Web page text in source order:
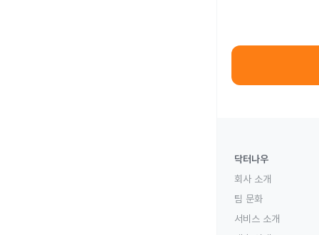
닥터나우
회사 소개
팀 문화
서비스 소개